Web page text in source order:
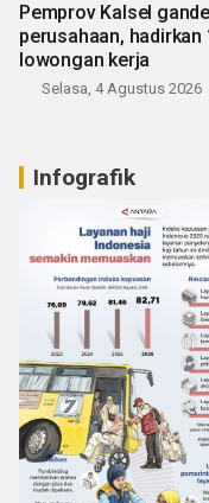
Pemprov Kalsel
perusahaan, hadirkan
lowongan kerja
Selasa, 4 Agustus 2026
Infografik